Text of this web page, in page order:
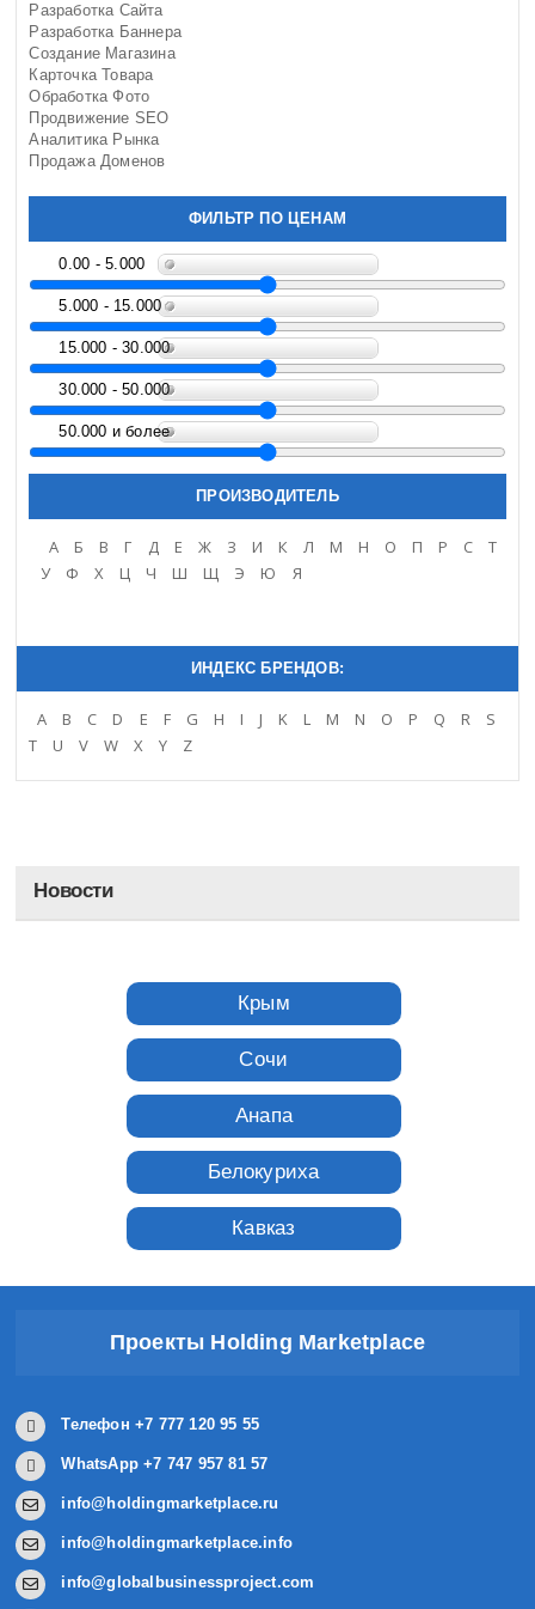
Разработка Сайта
Разработка Баннера
Создание Магазина
Карточка Товара
Обработка Фото
Продвижение SEO
Аналитика Рынка
Продажа Доменов
ФИЛЬТР ПО ЦЕНАМ
0.00 - 5.000
5.000 - 15.000
15.000 - 30.000
30.000 - 50.000
50.000 и более
ПРОИЗВОДИТЕЛЬ
A Б В Г Д Е Ж З И К Л М Н О П Р С
Т
У
Ф Х Ц Ч Ш Щ Э Ю Я
ИНДЕКС БРЕНДОВ:
A B C D E F G H I J K L M N O P Q R
S
T
U V W X Y Z
Новости
Крым
Сочи
Анапа
Белокуриха
Кавказ
Москва
Санкт-Петербург
Дельта Волги
Раскаты Волги
Проекты Holding Marketplace
Телефон +7 777 120 95 55
WhatsApp +7 747 957 81 57
info@holdingmarketplace.ru
info@holdingmarketplace.info
info@globalbusinessproject.com